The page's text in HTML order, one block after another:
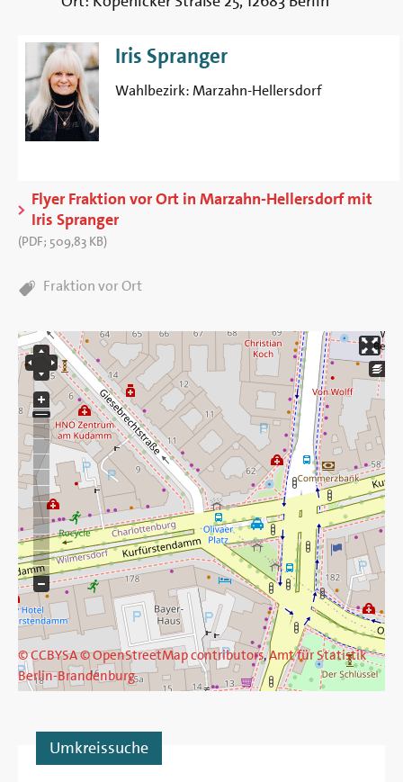
Iris Spranger
Wahlbezirk:Marzahn-Hellersdorf
Flyer Fraktion vor Ort in Marzahn-Hellersdorf mit
Iris Spranger
(PDF; 509,83 KB)
TAGS:
Fraktion vor Ort
© CCBYSA© OpenStreetMap contributors,Amt für Statistik
Berlin-Brandenburg
Umkreissuche